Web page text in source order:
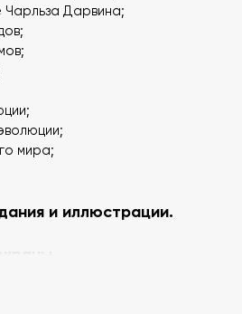
Дарвина;
мира;
и иллюстрации.